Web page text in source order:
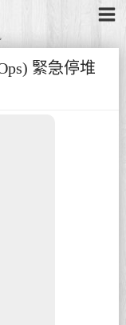
緊急停堆